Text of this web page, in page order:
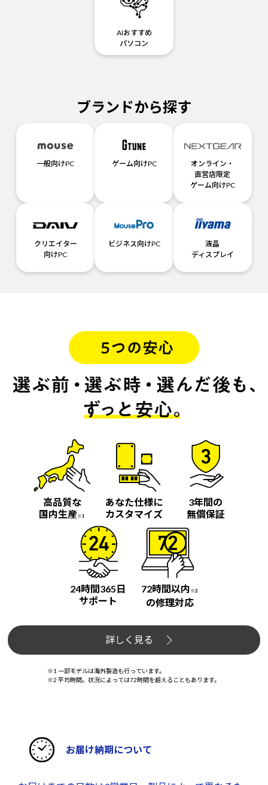
AIおすすめ
パソコン
ブランドから探す
一般向けPC ゲーム向けPC
オンライン・
直営店限定
ゲーム向けPC
クリエイター
向けPC
ビジネス向けPC
液晶
ディスプレイ
高品質な
国内生産※1
あなた仕様に
カスタマイズ
3年間の
無償保証
24時間365日
サポート
72時間以内 ※2
の修理対応
詳しく見る
※1 一部モデルは海外製造も行っています。
※2 平均時間。状況によっては72時間を超えることもあります。
お届け納期について